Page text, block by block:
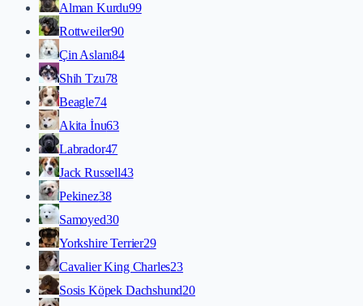
Alman Kurdu99
Rottweiler90
Çin Aslanı84
Shih Tzu78
Beagle74
Akita İnu63
Labrador47
Jack Russell43
Pekinez38
Samoyed30
Yorkshire Terrier29
Cavalier King Charles23
Sosis Köpek Dachshund20